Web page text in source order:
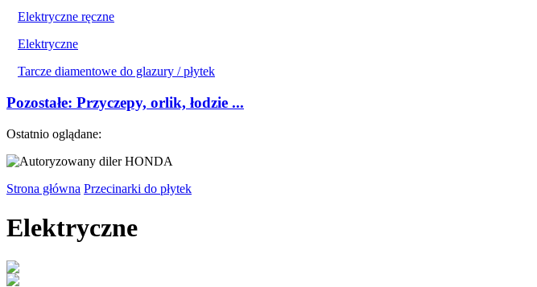
Elektryczne ręczne
Elektryczne
Tarcze diamentowe do glazury / płytek
Pozostałe: Przyczepy, orlik, łodzie ...
Ostatnio oglądane:
Strona główna Przecinarki do płytek
Elektryczne